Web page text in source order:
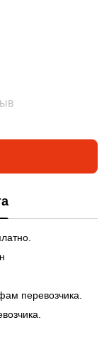
перевозчика.